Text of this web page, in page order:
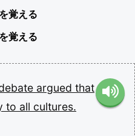
覚える
覚える
argued that
to all cultures.